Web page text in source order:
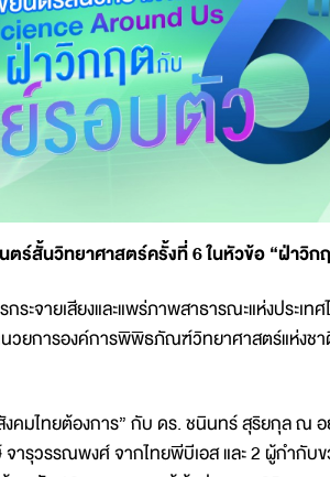
ตร์สั้นวิทยาศาสตร์ครั้งที่ 6 ในหัวข้อ “ฝ่าวิ
ระจายเสียงและแพร่ภาพสาธารณะแห่งประเ
ยการองค์การพิพิธภัณฑ์วิทยาศาสตร์แห่งช
คมไทยต้องการ” กับ ดร. ชนินทร์ สุริยกุล ณ
รุวรรณพงศ์ จากไทยพีบีเอส และ 2 ผู้กำกั